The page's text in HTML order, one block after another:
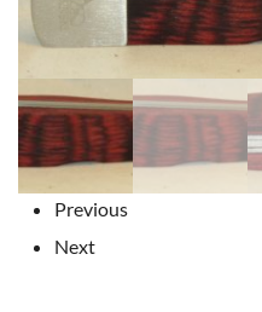
Previous
Next